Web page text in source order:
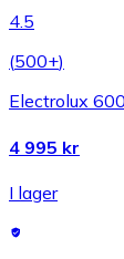
4.5
(500+)
Electrolux
4 995 kr
I lager